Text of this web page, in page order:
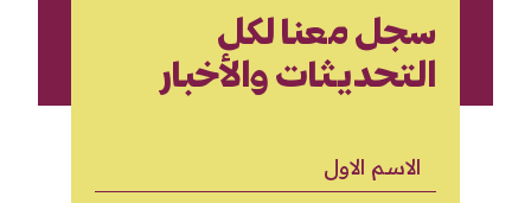
سجل معنا لكل
التحديثات والأخبار
الاسم الاول